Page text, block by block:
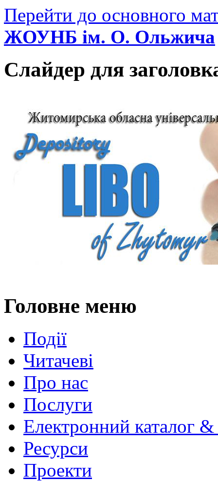
Перейти до основного
ЖОУНБ ім. О. Ольжича
Слайдер для
Головне меню
Події
Читачеві
Про нас
Послуги
Електронний каталог
Ресурси
Проекти